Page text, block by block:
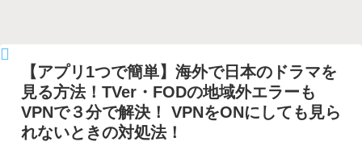
【アプリ1つで簡単】海外で日本のドラマを
見る方法！TVer・FODの地域外エラーも
VPNで３分で解決！ VPNをONにしても見ら
れないときの対処法！